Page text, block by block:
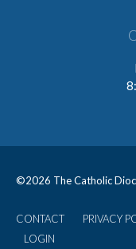
©2026 The Catholic
CONTACT PRIVACY
LOGIN